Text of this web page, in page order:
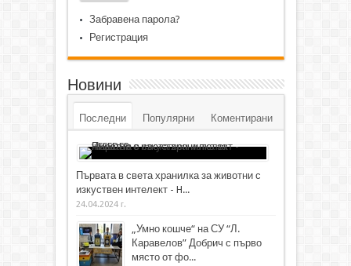
Забравена парола?
Регистрация
Новини
Последни Популярни Коментирани
Първата в света хранилка за животни с
изкуствен интелект - H...
24.04.2024 г.
„Умно кошче“ на СУ “Л.
Каравелов” Добрич с първо
място от фо...